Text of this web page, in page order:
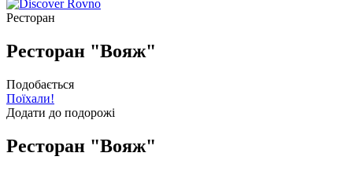
Ресторан
Ресторан "Вояж"
Подобається
Поїхали!
Додати до подорожі
Ресторан "Вояж"